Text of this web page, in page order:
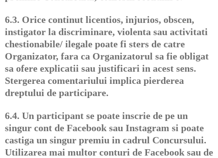
6.3. Orice continut licentios, injurios, obscen,
instigator la discriminare, violenta sau activitati
chestionabile/ ilegale poate fi sters de catre
Organizator, fara ca Organizatorul sa fie obligat
sa ofere explicatii sau justificari in acest sens.
Stergerea comentariului implica pierderea
dreptului de participare.
6.4. Un participant se poate inscrie de pe un
singur cont de Facebook sau Instagram si poate
castiga un singur premiu in cadrul Concursului.
Utilizarea mai multor conturi de Facebook sau de